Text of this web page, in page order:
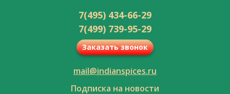
7(495) 434-66-29
7(499) 739-95-29
Заказать звонок
mail@indianspices.ru
Подписка на новости